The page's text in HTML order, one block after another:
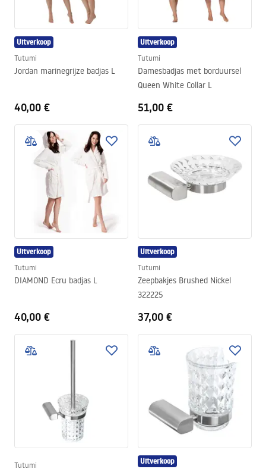
Uitverkoop
Tutumi
Jordan marinegrijze badjas L
40,00 €
Uitverkoop
Tutumi
Damesbadjas met borduursel
Queen White Collar L
51,00 €
Uitverkoop
Tutumi
DIAMOND Ecru badjas L
40,00 €
Uitverkoop
Tutumi
Zeepbakjes Brushed Nickel
322225
37,00 €
Tutumi Uitverkoop